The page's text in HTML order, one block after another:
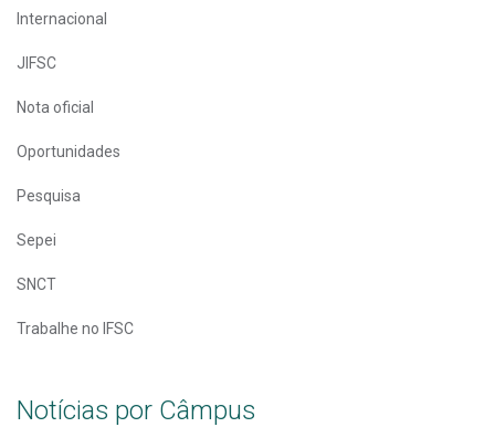
Internacional
JIFSC
Nota oficial
Oportunidades
Pesquisa
Sepei
SNCT
Trabalhe no IFSC
Notícias por Câmpus